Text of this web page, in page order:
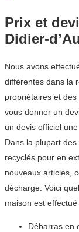
Prix et
Didier-
Nous avons
différentes dans la
propriétaires et
vous donner un
un devis officiel
Dans la plupart
recyclés pour en
nouveaux articles,
décharge. Voici
maison est effectué
Débarras en